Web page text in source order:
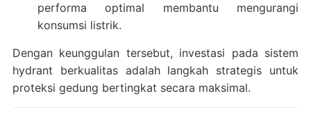
performa optimal membantu mengurangi
konsumsi listrik.
Dengan keunggulan tersebut, investasi pada sistem
hydrant berkualitas adalah langkah strategis untuk
proteksi gedung bertingkat secara maksimal.